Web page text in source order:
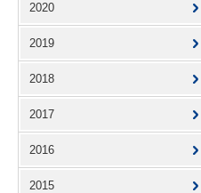
2020
2019
2018
2017
2016
2015